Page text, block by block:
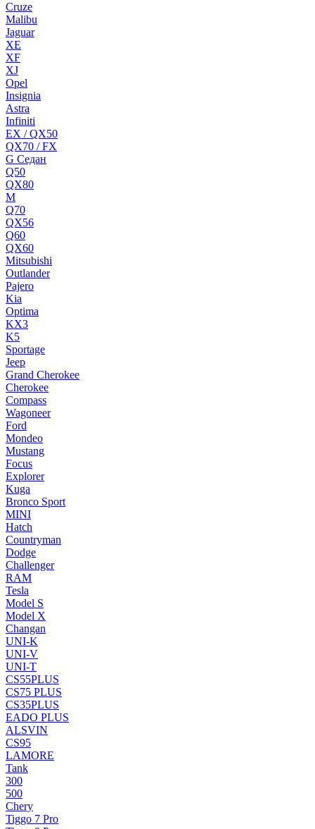
Cruze
Malibu
Jaguar
XE
XF
XJ
Opel
Insignia
Astra
Infiniti
EX / QX50
QX70 / FX
G Cедан
Q50
QX80
M
Q70
QX56
Q60
QX60
Mitsubishi
Outlander
Pajero
Kia
Optima
KX3
K5
Sportage
Jeep
Grand Cherokee
Cherokee
Compass
Wagoneer
Ford
Mondeo
Mustang
Focus
Explorer
Kuga
Bronco Sport
MINI
Hatch
Countryman
Dodge
Challenger
RAM
Tesla
Model S
Model X
Changan
UNI-K
UNI-V
UNI-T
CS55PLUS
CS75 PLUS
CS35PLUS
EADO PLUS
ALSVIN
CS95
LAMORE
Tank
300
500
Chery
Tiggo 7 Pro